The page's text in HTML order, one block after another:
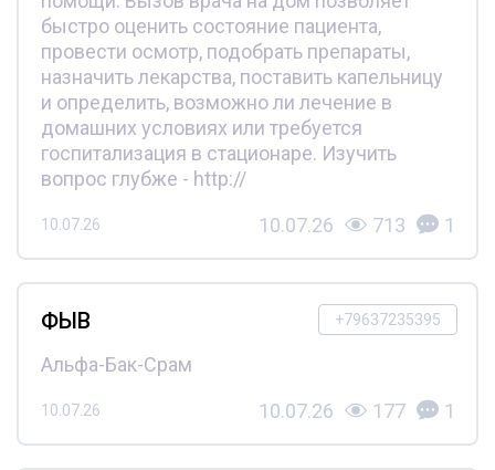
быстро оценить состояние пациента,
провести осмотр, подобрать препараты,
назначить лекарства, поставить капельницу
и определить, возможно ли лечение в
домашних условиях или требуется
госпитализация в стационаре. Изучить
вопрос глубже - http://
10.07.26 10.07.26 713 1
+79637235395
ФЫВ
Альфа-Бак-Срам
10.07.26 10.07.26 177 1